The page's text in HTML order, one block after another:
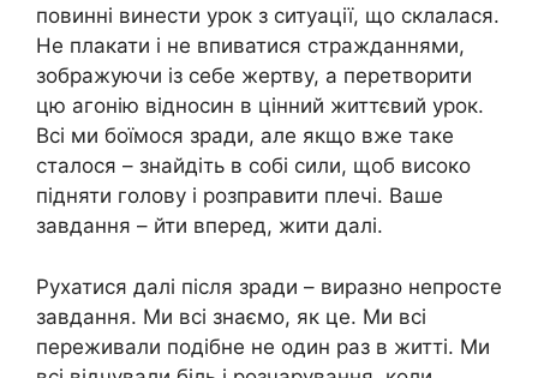
повинні винести урок з ситуації, що склалася.
Не плакати і не впиватися стражданнями,
зображуючи із себе жертву, а перетворити
цю агонію відносин в цінний життєвий урок.
Всі ми боїмося зради, але якщо вже таке
сталося – знайдіть в собі сили, щоб високо
підняти голову і розправити плечі. Ваше
завдання – йти вперед, жити далі.
Рухатися далі після зради – виразно непросте
завдання. Ми всі знаємо, як це. Ми всі
переживали подібне не один раз в житті. Ми